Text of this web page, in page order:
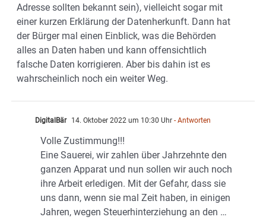
Adresse sollten bekannt sein), vielleicht sogar mit
einer kurzen Erklärung der Datenherkunft. Dann hat
der Bürger mal einen Einblick, was die Behörden
alles an Daten haben und kann offensichtlich
falsche Daten korrigieren. Aber bis dahin ist es
wahrscheinlich noch ein weiter Weg.
DigitalBär 14. Oktober 2022 um 10:30 Uhr - Antworten
Volle Zustimmung!!!
Eine Sauerei, wir zahlen über Jahrzehnte den
ganzen Apparat und nun sollen wir auch noch
ihre Arbeit erledigen. Mit der Gefahr, dass sie
uns dann, wenn sie mal Zeit haben, in einigen
Jahren, wegen Steuerhinterziehung an den …